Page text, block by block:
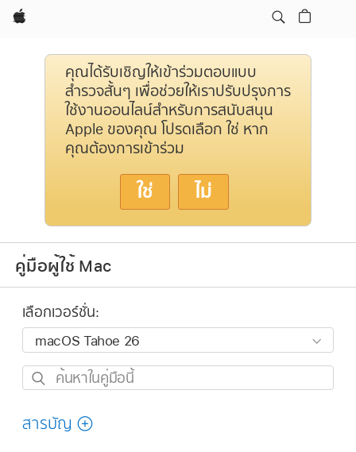
Apple
คุณได้รับเชิญให้เข้าร่วมตอบแบบ
สำรวจสั้นๆ เพื่อช่วยให้เราปรับปรุงการ
ใช้งานออนไลน์สำหรับการสนับสนุน
Apple ของคุณ โปรดเลือก ใช่ หาก
คุณต้องการเข้าร่วม
ใช่ ไม่
คู่มือผู้ใช้ Mac
เลือกเวอร์ชั่น:
ค้นหา
คู่มือ
สารบัญ